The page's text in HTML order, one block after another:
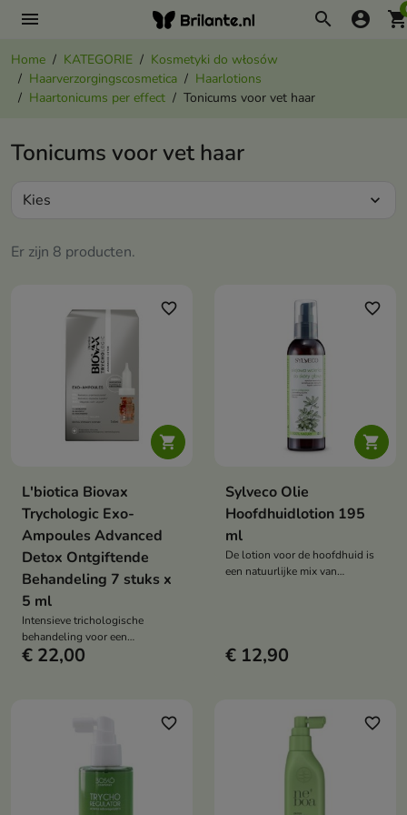
menu search account_circle
Home KATEGORIE
Kosmetyki do włosów
Haarverzorgingscosmetica
Haarlotions
Haartonicums per effect
Tonicums voor vet haar
Tonicums voor vet haar
Er zijn 8 producten.
Kies expand_more

favorite_border
L'biotica Biovax
Trychologic Exo-
Ampoules Advanced
Detox Ontgiftende
Behandeling 7 stuks x
5 ml
Intensieve trichologische
behandeling voor een
seborroïsche hoofdhuid die snel
€ 22,00

favorite_border
Sylveco Olie
Hoofdhuidlotion 195
ml
De lotion voor de hoofdhuid is
een natuurlijke mix van
herstellen.
€ 12,90
favorite_border favorite_border